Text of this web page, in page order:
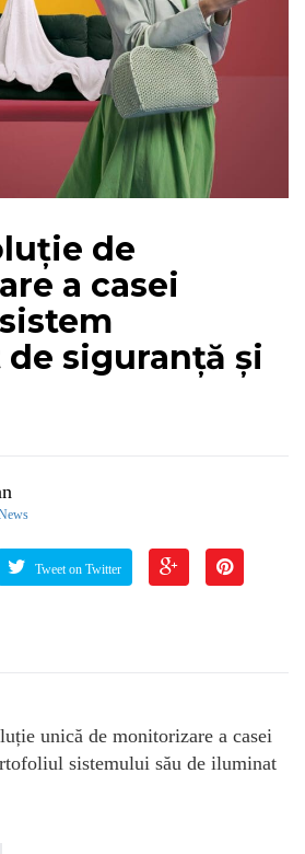
de
a casei
siguranță și
Tweet on Twitter
unică de monitorizare a casei
sistemului său de iluminat